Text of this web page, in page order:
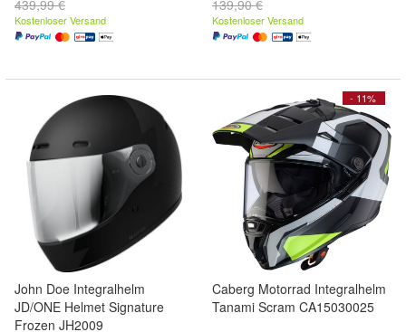
439,99 €
Kostenloser Versand
139,90 €
Kostenloser Versand
John Doe Integralhelm
JD/ONE Helmet Signature
Frozen JH2009
- 11%
Caberg Motorrad Integralhelm
Tanami Scram CA15030025